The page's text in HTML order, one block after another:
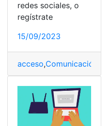
redes sociales, o
regístrate
15/09/2023
acceso,Comunicación